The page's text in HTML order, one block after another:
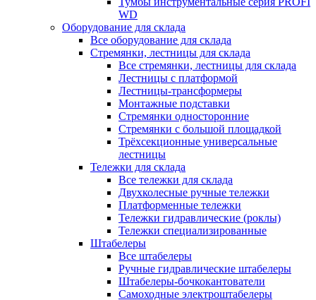
WD
Оборудование для склада
Все оборудование для склада
Стремянки, лестницы для склада
Все стремянки, лестницы для склада
Лестницы с платформой
Лестницы-трансформеры
Монтажные подставки
Стремянки односторонние
Стремянки с большой площадкой
Трёхсекционные универсальные
лестницы
Тележки для склада
Все тележки для склада
Двухколесные ручные тележки
Платформенные тележки
Тележки гидравлические (роклы)
Тележки специализированные
Штабелеры
Все штабелеры
Ручные гидравлические штабелеры
Штабелеры-бочкокантователи
Самоходные электроштабелеры